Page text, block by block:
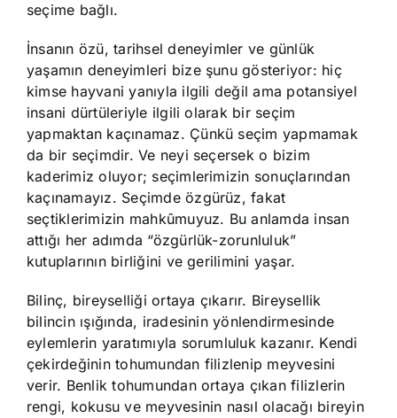
seçime bağlı.
İnsanın özü, tarihsel deneyimler ve günlük
yaşamın deneyimleri bize şunu gösteriyor: hiç
kimse hayvani yanıyla ilgili değil ama potansiyel
insani dürtüleriyle ilgili olarak bir seçim
yapmaktan kaçınamaz. Çünkü seçim yapmamak
da bir seçimdir. Ve neyi seçersek o bizim
kaderimiz oluyor; seçimlerimizin sonuçlarından
kaçınamayız. Seçimde özgürüz, fakat
seçtiklerimizin mahkûmuyuz. Bu anlamda insan
attığı her adımda “özgürlük-zorunluluk”
kutuplarının birliğini ve gerilimini yaşar.
Bilinç, bireyselliği ortaya çıkarır. Bireysellik
bilincin ışığında, iradesinin yönlendirmesinde
eylemlerin yaratımıyla sorumluluk kazanır. Kendi
çekirdeğinin tohumundan filizlenip meyvesini
verir. Benlik tohumundan ortaya çıkan filizlerin
rengi, kokusu ve meyvesinin nasıl olacağı bireyin